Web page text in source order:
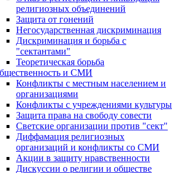
религиозных объединений
Защита от гонений
Негосударственная дискриминация
Дискриминация и борьба с
"сектантами"
Теоретическая борьба
и СМИ
Конфликты с местным населением и
организациями
Конфликты с учреждениями культуры
Защита права на свободу совести
Светские организации против "сект"
Диффамация религиозных
организаций и конфликты со СМИ
Акции в защиту нравственности
Дискуссии о религии и обществе